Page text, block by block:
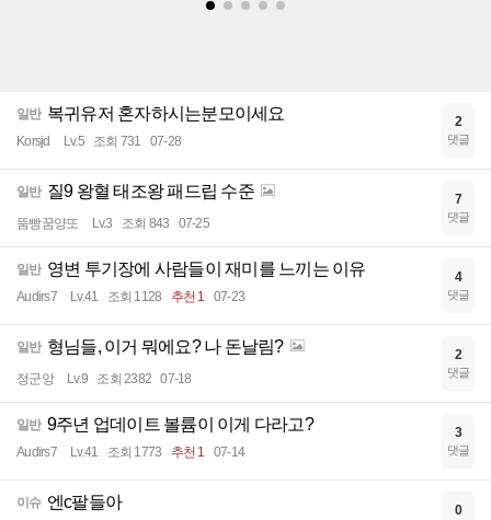
일반 복귀유저 혼자하시는분모이세요
Korsjd Lv.5 조회 731 07-28
2
댓글
일반 질9 왕혈 태조왕 패드립 수준
뚬빵꿈양또 Lv.3 조회 843 07-25
7
댓글
일반 영변 투기장에 사람들이 재미를 느끼는 이유
Audirs7 Lv.41 조회 1128 추천 1 07-23
4
댓글
일반 형님들, 이거 뭐에요? 나 돈날림?
정군앙 Lv.9 조회 2382 07-18
2
댓글
일반 9주년 업데이트 볼륨이 이게 다라고?
Audirs7 Lv.41 조회 1773 추천 1 07-14
3
댓글
이슈 엔c팔들아 0